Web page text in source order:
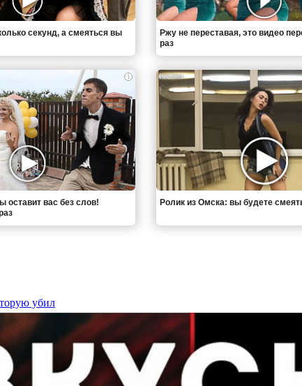
секунд, а смеяться вы
Ржу не переставая, это видео
раз
i
оставит вас без слов!
Ролик из Омска: вы будете
убил